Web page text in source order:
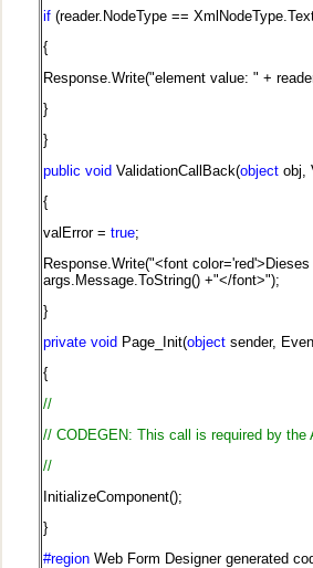
if(reader.NodeType ==
{
Response.Write("element value: " +
}
}
public void ValidationCallBack(objectobj,
{
valError = true;
Response.Write("<font
args.Message.ToString() +"</font>");
}
private void Page_Init(objectsender,
{
//
// CODEGEN: This call is required by the
//
InitializeComponent();
}
#regionWeb Form Designer generated